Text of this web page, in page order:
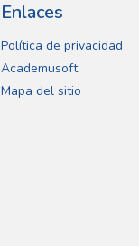
Enlaces
Política de privacidad
Academusoft
Mapa del sitio